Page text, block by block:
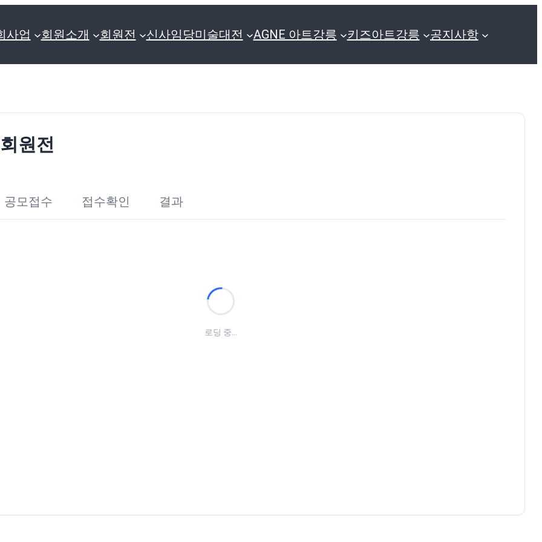
사업 회원소개 회원전 신사임당미술대전 AGNE 아트강릉 키즈아트강릉 공지사항
원전
공모접수 접수확인 결과
로딩 중...